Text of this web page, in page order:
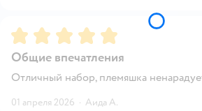
Рейтинг:5
Общие впечатления
Отличный набор, племяшка
01 апреля 2026 · Аида А.